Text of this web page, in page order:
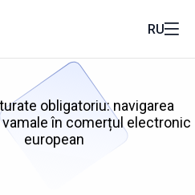
RU
obligatoriu: navigarea
în comerțul electronic
european